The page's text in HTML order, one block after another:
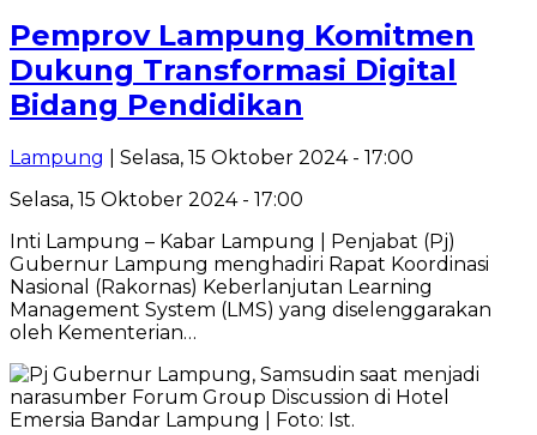
Pemprov Lampung Komitmen
Dukung Transformasi Digital
Bidang Pendidikan
Lampung
| Selasa, 15 Oktober 2024 - 17:00
Selasa, 15 Oktober 2024 - 17:00
Inti Lampung – Kabar Lampung | Penjabat (Pj)
Gubernur Lampung menghadiri Rapat Koordinasi
Nasional (Rakornas) Keberlanjutan Learning
Management System (LMS) yang diselenggarakan
oleh Kementerian…